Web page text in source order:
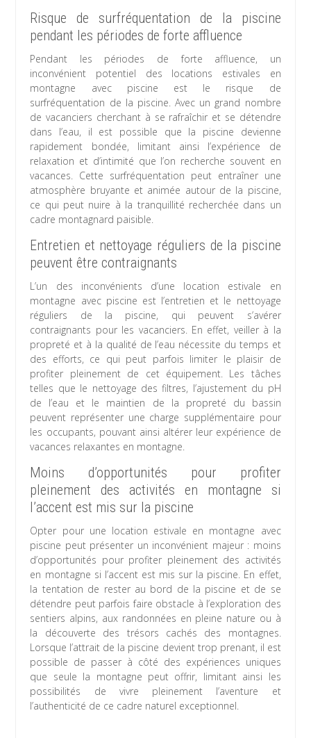
Risque de surfréquentation de la piscine
pendant les périodes de forte affluence
Pendant les périodes de forte affluence, un
inconvénient potentiel des locations estivales en
montagne avec piscine est le risque de
surfréquentation de la piscine. Avec un grand nombre
de vacanciers cherchant à se rafraîchir et se détendre
dans l’eau, il est possible que la piscine devienne
rapidement bondée, limitant ainsi l’expérience de
relaxation et d’intimité que l’on recherche souvent en
vacances. Cette surfréquentation peut entraîner une
atmosphère bruyante et animée autour de la piscine,
ce qui peut nuire à la tranquillité recherchée dans un
cadre montagnard paisible.
Entretien et nettoyage réguliers de la piscine
peuvent être contraignants
L’un des inconvénients d’une location estivale en
montagne avec piscine est l’entretien et le nettoyage
réguliers de la piscine, qui peuvent s’avérer
contraignants pour les vacanciers. En effet, veiller à la
propreté et à la qualité de l’eau nécessite du temps et
des efforts, ce qui peut parfois limiter le plaisir de
profiter pleinement de cet équipement. Les tâches
telles que le nettoyage des filtres, l’ajustement du pH
de l’eau et le maintien de la propreté du bassin
peuvent représenter une charge supplémentaire pour
les occupants, pouvant ainsi altérer leur expérience de
vacances relaxantes en montagne.
Moins d’opportunités pour profiter
pleinement des activités en montagne si
l’accent est mis sur la piscine
Opter pour une location estivale en montagne avec
piscine peut présenter un inconvénient majeur : moins
d’opportunités pour profiter pleinement des activités
en montagne si l’accent est mis sur la piscine. En effet,
la tentation de rester au bord de la piscine et de se
détendre peut parfois faire obstacle à l’exploration des
sentiers alpins, aux randonnées en pleine nature ou à
la découverte des trésors cachés des montagnes.
Lorsque l’attrait de la piscine devient trop prenant, il est
possible de passer à côté des expériences uniques
que seule la montagne peut offrir, limitant ainsi les
possibilités de vivre pleinement l’aventure et
l’authenticité de ce cadre naturel exceptionnel.